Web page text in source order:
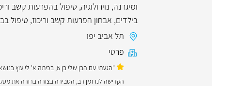
ומיגרנה, נוירולוגיה, טיפול בהפרעות קשב
בילדים, אבחון הפרעות קשב וריכוז, טיפול
תל אביב יפו
פרטי
"הגעתי עם הבן שלי בן 6,
הקדישה לנו זמן רב, הסבירה בצורה ברורה את